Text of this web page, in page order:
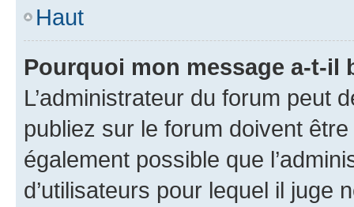
Haut
Pourquoi mon message a-t-il
L’administrateur du forum peut
publiez sur le forum doivent
également possible que
d’utilisateurs pour lequel il juge